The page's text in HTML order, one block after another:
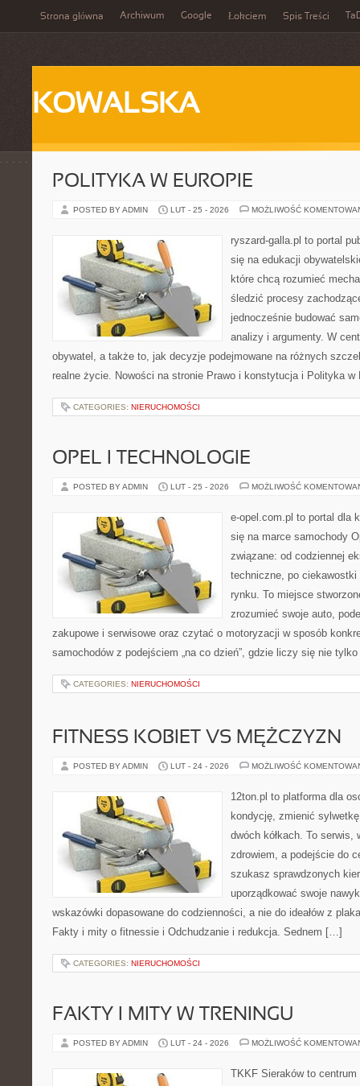
Strona główna Archiwum Google Łokciem Spis Treści
KOWALSKA
POLITYKA W EUROPIE
POSTED BY ADMIN LUT - 25 - 2026 MOŻLIWOŚĆ
ryszard-galla.pl to portal
się na edukacji
które chcą rozumieć
śledzić procesy
jednocześnie budować
analizy i argumenty. W
obywatel, a także to, jak decyzje podejmowane na różnych
realne życie. Nowości na stronie Prawo i konstytucja i Polityka
CATEGORIES: NIERUCHOMOŚCI
OPEL I TECHNOLOGIE
POSTED BY ADMIN LUT - 25 - 2026 MOŻLIWOŚĆ
e-opel.com.pl to portal dla
się na marce samochody
związane: od codziennej
techniczne, po
rynku. To miejsce
zrozumieć swoje auto,
zakupowe i serwisowe oraz czytać o motoryzacji w sposób
samochodów z podejściem „na co dzień”, gdzie liczy się nie
CATEGORIES: NIERUCHOMOŚCI
FITNESS KOBIET VS MĘŻCZYZN
POSTED BY ADMIN LUT - 24 - 2026 MOŻLIWOŚĆ
12ton.pl to platforma dla
kondycję, zmienić
dwóch kółkach. To serwis,
zdrowiem, a podejście do
szukasz sprawdzonych
uporządkować swoje
wskazówki dopasowane do codzienności, a nie do ideałów z
Fakty i mity o fitnessie i Odchudzanie i redukcja. Sednem […]
CATEGORIES: NIERUCHOMOŚCI
FAKTY I MITY W TRENINGU
POSTED BY ADMIN LUT - 24 - 2026 MOŻLIWOŚĆ
TKKF Sieraków to